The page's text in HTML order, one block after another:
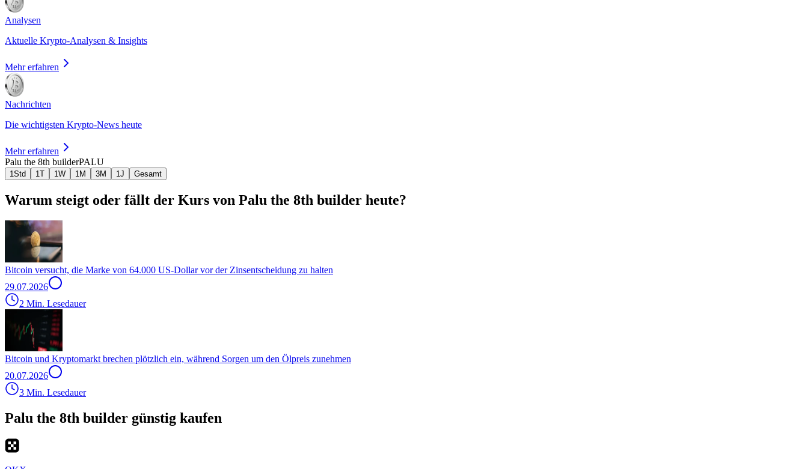
Analysen
Aktuelle Krypto-Analysen & Insights
Mehr erfahren
Nachrichten
Die wichtigsten Krypto-News heute
Mehr erfahren
Palu the 8th builderPALU
1Std 1T 1W 1M 3M 1J Gesamt
Warum steigt oder fällt der Kurs von Palu the 8th builder heute?
Bitcoin versucht, die Marke von 64.000 US-Dollar vor der Zinsentscheidung zu halten
29.07.2026
2 Min. Lesedauer
Bitcoin und Kryptomarkt brechen plötzlich ein, während Sorgen um den Ölpreis zunehmen
20.07.2026
3 Min. Lesedauer
Palu the 8th builder günstig kaufen